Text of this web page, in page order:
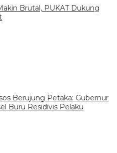
Brutal, PUKAT Dukung
Berujung Petaka: Gubernur
Buru Residivis Pelaku